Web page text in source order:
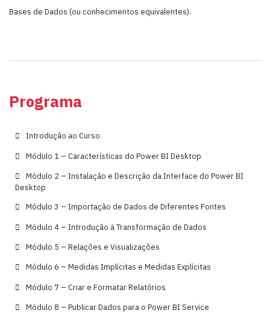
Bases de Dados (ou conhecimentos equivalentes).
Programa
Introdução ao Curso
Módulo 1 – Características do Power BI Desktop
Módulo 2 – Instalação e Descrição da Interface do Power BI
Desktop
Módulo 3 – Importação de Dados de Diferentes Fontes
Módulo 4 – Introdução à Transformação de Dados
Módulo 5 – Relações e Visualizações
Módulo 6 – Medidas Implícitas e Medidas Explícitas
Módulo 7 – Criar e Formatar Relatórios
Módulo 8 – Publicar Dados para o Power BI Service